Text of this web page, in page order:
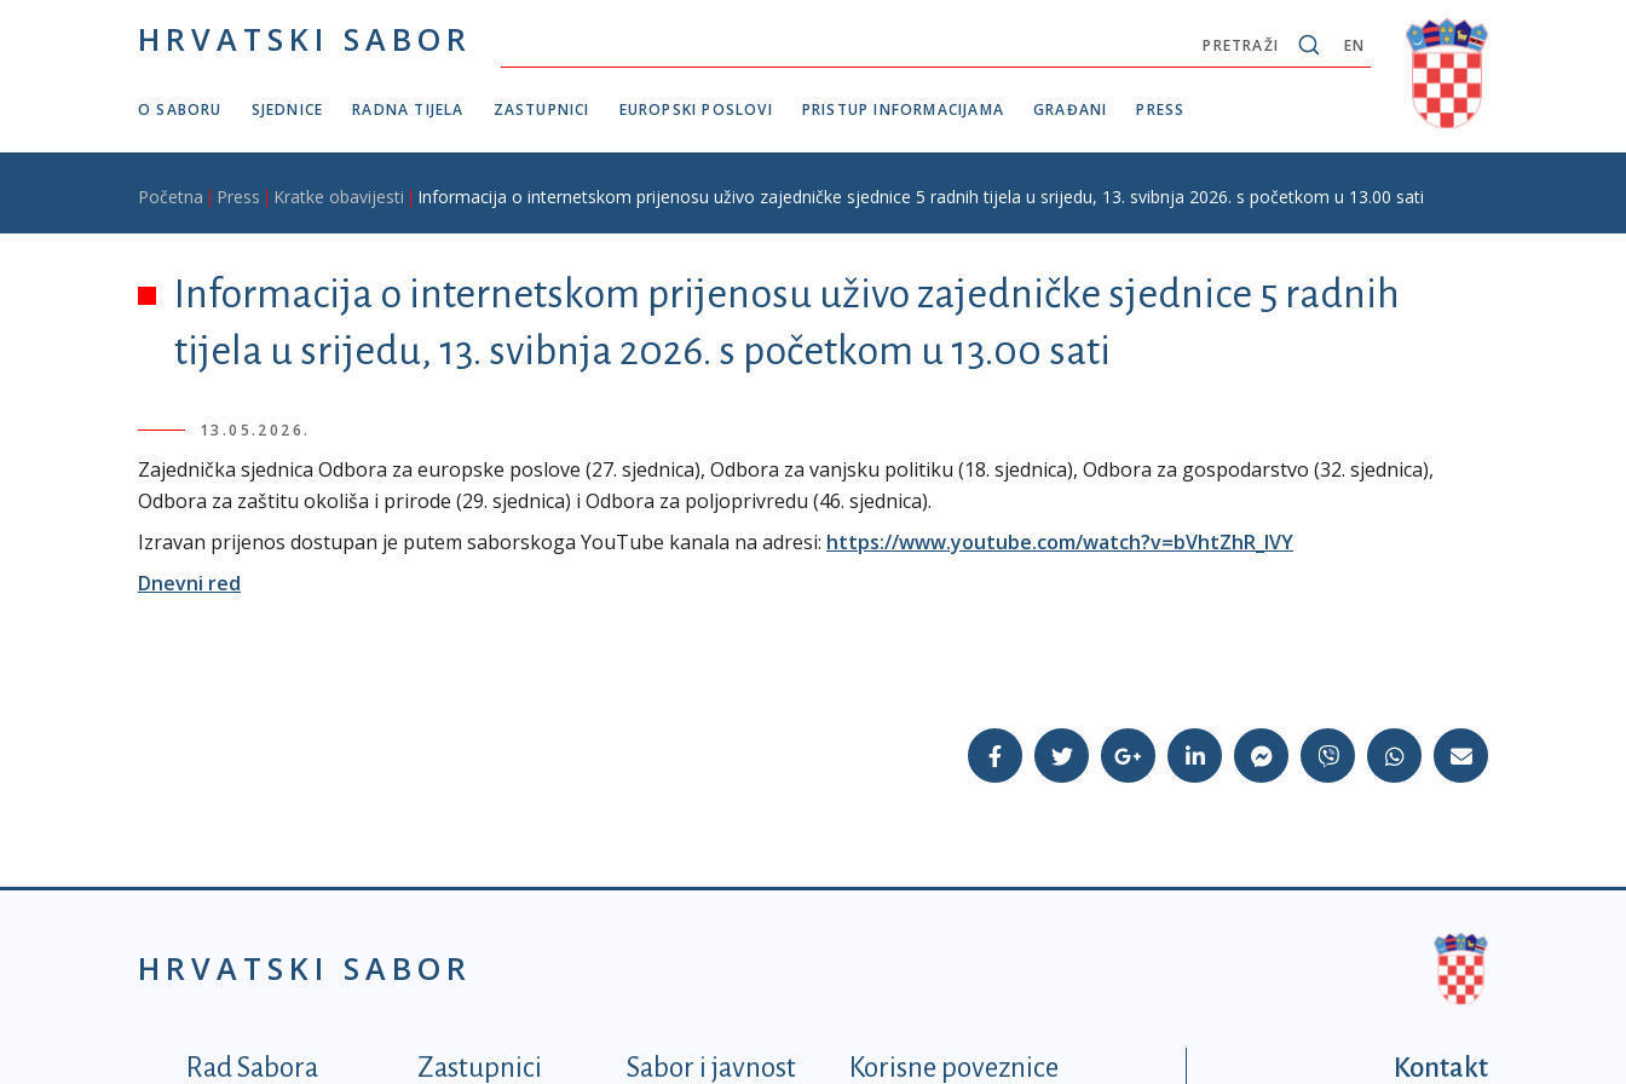
HRVATSKI SABOR EN
PRETRAŽI
O SABORU SJEDNICE RADNA TIJELA ZASTUPNICI EUROPSKI POSLOVI PRISTUP INFORMACIJAMA GRAĐANI PRESS
Breadcrumb
Početna Press Kratke obavijesti Informacija o internetskom prijenosu uživo zajedničke sjednice 5 radnih tijela u srijedu, 13. svibnja 2026. s početkom u 13.00 sati
Informacija o internetskom prijenosu uživo zajedničke sjednice 5 radnih
tijela u srijedu, 13. svibnja 2026. s početkom u 13.00 sati
13.05.2026.
Zajednička sjednica Odbora za europske poslove (27. sjednica), Odbora za vanjsku politiku (18. sjednica), Odbora za gospodarstvo (32. sjednica),
Odbora za zaštitu okoliša i prirode (29. sjednica) i Odbora za poljoprivredu (46. sjednica).
Izravan prijenos dostupan je putem saborskoga YouTube kanala na adresi: https://www.youtube.com/watch?v=bVhtZhR_IVY
Dnevni red
HRVATSKI SABOR
Podnožje prvi izbornik
Rad Sabora Zastupnici Sabor i javnost Korisne poveznice Kontakt